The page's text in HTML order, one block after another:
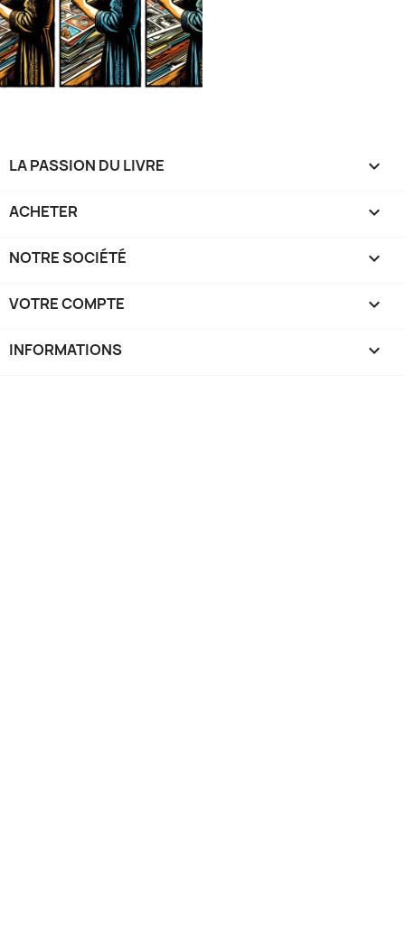
LA PASSION DU LIVRE 
ACHETER 
NOTRE SOCIÉTÉ 
VOTRE COMPTE 
INFORMATIONS keyboard_arrow_down